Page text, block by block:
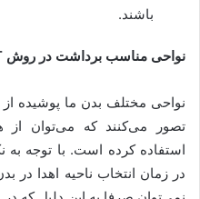
باشند.
نواحی مناسب برداشت در روش BHT
تصور می‌کنند که می‌توان از
استفاده کرده است. با توجه به
در زمان انتخاب ناحیه اهدا در